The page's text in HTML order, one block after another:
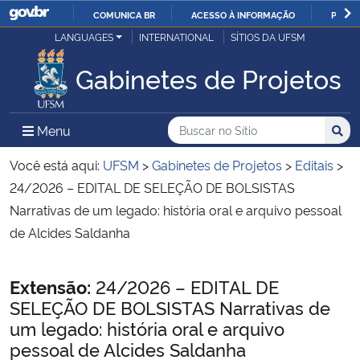
IR
O
COMUNICA BR ACESSO À INFORMAÇÃO
Ministério da Justiça e Segurança Pública
Ministério da Defesa
Ministério das Relações Exteriores
Ministério da Economia
Ministério da Agricultura, Pecuária e Abastecimento
Ministério da Educação
LANGUAGES INTERNATIONAL SÍTIOS DA UFSM
Gabinetes de Projetos
Menu Menu Principal do Sítio
Busca
Buscar no no Sítio
Busca:
Você está aqui: UFSM >Gabinetes de Projetos > Editais >
24/2026 – EDITAL DE SELEÇÃO DE BOLSISTAS
Narrativas de um legado: história oral e arquivo pessoal
de Alcides Saldanha
Início do conteúdo
Extensão: 24/2026 – EDITAL DE
SELEÇÃO DE BOLSISTAS Narrativas de
um legado: história oral e arquivo
pessoal de Alcides Saldanha